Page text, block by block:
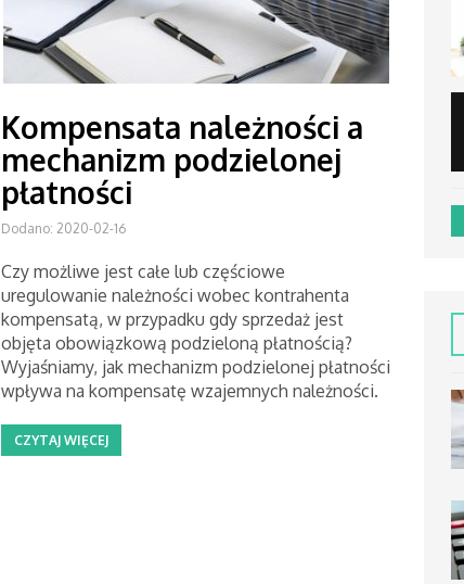
Kompensata należności a
mechanizm podzielonej
płatności
Dodano: 2020-02-16
Czy możliwe jest całe lub częściowe
uregulowanie należności wobec kontrahenta
kompensatą, w przypadku gdy sprzedaż jest
objęta obowiązkową podzieloną płatnością?
Wyjaśniamy, jak mechanizm podzielonej płatności
wpływa na kompensatę wzajemnych należności.
CZYTAJ WIĘCEJ